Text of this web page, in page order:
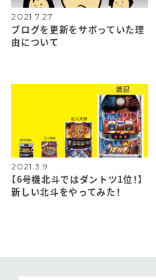
2021.7.27
ブログを更新をサボっていた理
由について
雑記
2021.3.9
【6号機北斗ではダントツ1位！】
新しい北斗をやってみた！